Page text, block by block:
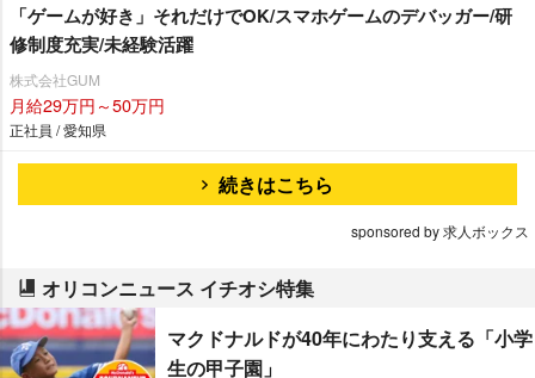
「ゲームが好き」それだけでOK/スマホゲームのデバッガー/研
修制度充実/未経験活躍
株式会社GUM
月給29万円～50万円
正社員 / 愛知県
続きはこちら
sponsored by 求人ボックス
オリコンニュース イチオシ特集
マクドナルドが40年にわたり支える「小学
生の甲子園」